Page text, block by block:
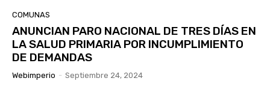
COMUNAS
ANUNCIAN PARO NACIONAL DE TRES DÍAS EN
LA SALUD PRIMARIA POR INCUMPLIMIENTO
DE DEMANDAS
Webimperio - Septiembre 24, 2024